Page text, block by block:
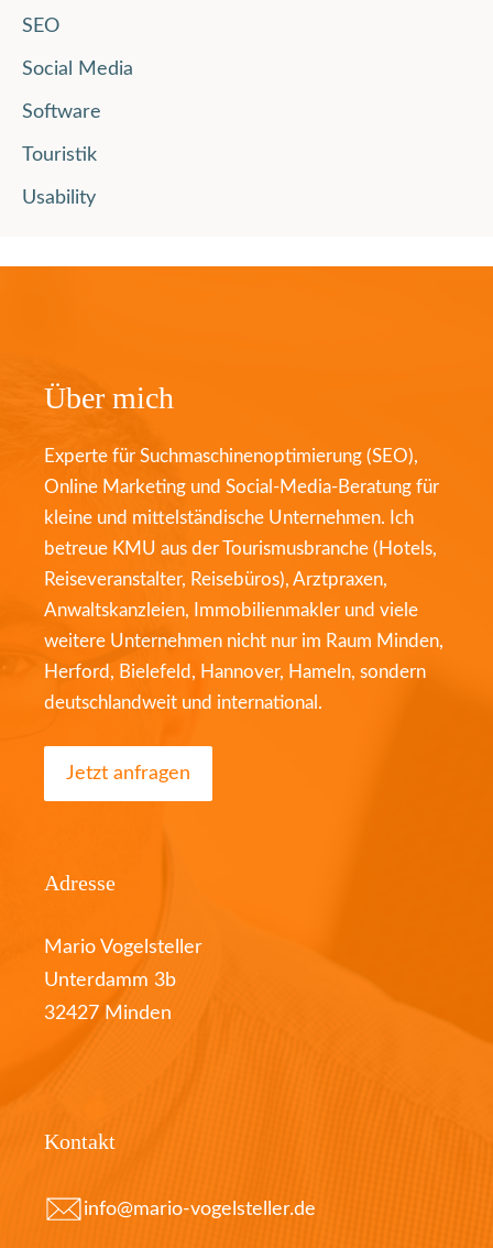
SEO
Social Media
Software
Touristik
Usability
Über mich
Experte für Suchmaschinenoptimierung (SEO),
Online Marketing und Social-Media-Beratung für
kleine und mittelständische Unternehmen. Ich
betreue KMU aus der Tourismusbranche (Hotels,
Reiseveranstalter, Reisebüros), Arztpraxen,
Anwaltskanzleien, Immobilienmakler und viele
weitere Unternehmen nicht nur im Raum Minden,
Herford, Bielefeld, Hannover, Hameln, sondern
deutschlandweit und international.
Jetzt anfragen
Adresse
Mario Vogelsteller
Unterdamm 3b
32427 Minden
Kontakt
info@mario-vogelsteller.de